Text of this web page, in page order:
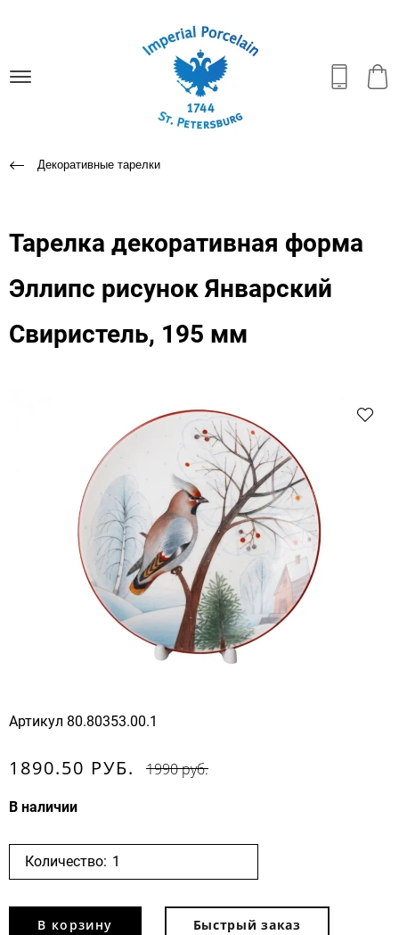
Декоративные тарелки
Тарелка декоративная форма
Эллипс рисунок Январский
Свиристель, 195 мм
Артикул 80.80353.00.1
1890.50 РУБ. 1990 руб.
В наличии
Количество:
В корзину Быстрый заказ